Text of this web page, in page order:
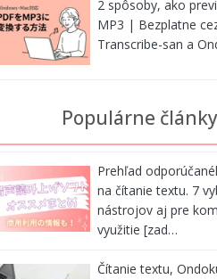
2 spôsoby, ako
MP3 | Bezplatne
Transcribe-san a
Populárne články
Prehľad
na čítanie textu. 7
nástrojov aj pre
využitie [zad…
Čítanie textu,